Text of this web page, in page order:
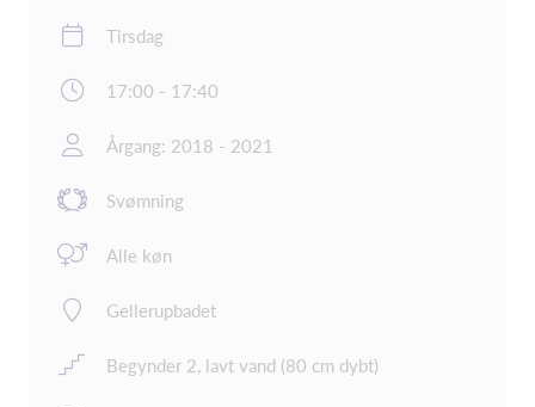
Tirsdag
17:00 - 17:40
Årgang: 2018 - 2021
Svømning
Alle køn
Gellerupbadet
Begynder 2, lavt vand (80 cm dybt)